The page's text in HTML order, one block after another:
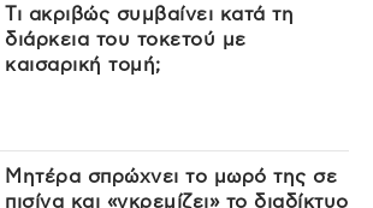
Τι ακριβώς συμβαίνει κατά τη
διάρκεια του τοκετού με
καισαρική τομή;
Μητέρα σπρώχνει το μωρό της σε
πισίνα και «γκρεμίζει» το διαδίκτυο